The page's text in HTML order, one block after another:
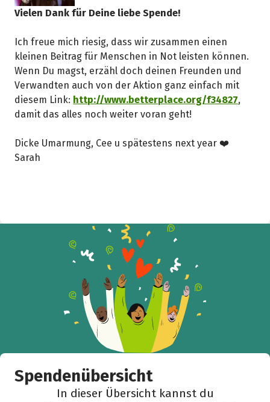
Vielen Dank für Deine liebe Spende!
Ich freue mich riesig, dass wir zusammen einen
kleinen Beitrag für Menschen in Not leisten können.
Wenn Du magst, erzähl doch deinen Freunden und
Verwandten auch von der Aktion ganz einfach mit
diesem Link: http://www.betterplace.org/f34827,
damit das alles noch weiter voran geht!
Dicke Umarmung, Cee u spätestens next year ❤️
Sarah
Spendenübersicht
In dieser Übersicht kannst du
Teile die Spendenaktion
Hilf mit noch mehr Spenden zu sammeln!
Facebook WhatsApp Messenger